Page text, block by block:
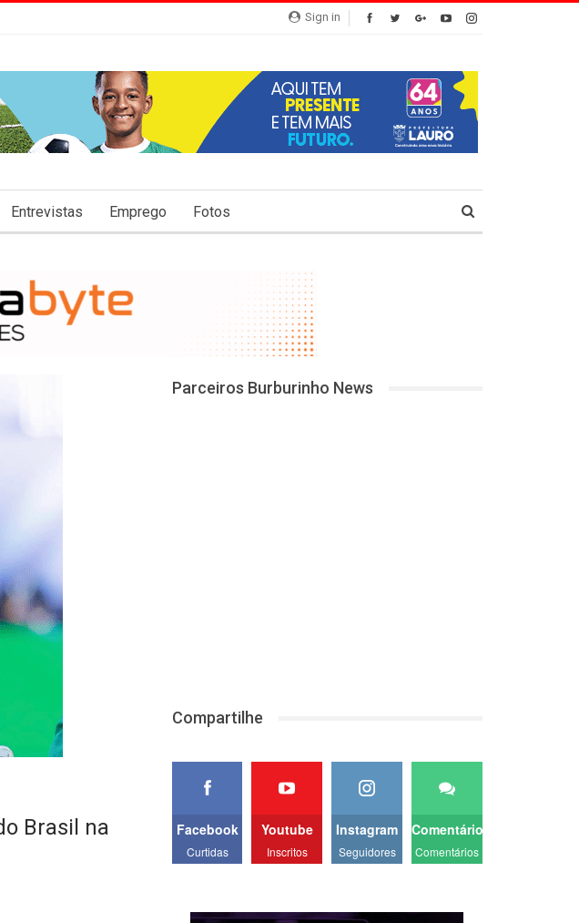
Sign in
Entrevistas Emprego Fotos
Brasil na
Parceiros Burburinho News
Compartilhe
Facebook
Curtidas
Youtube
Inscritos
Instagram
Seguidores
Comentários
Comentários